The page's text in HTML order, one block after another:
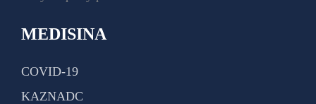
MEDISINA
COVID-19
KAZNADC